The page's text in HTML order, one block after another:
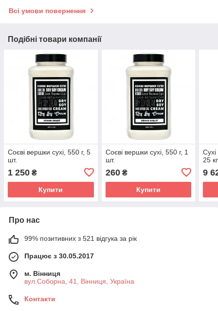
Всі умови повернення
Подібні товари компанії
Соєві вершки сухі, 550 г, 5
шт.
1 250 ₴
Купити
Соєві вершки сухі, 550 г, 1
шт.
260₴
Купити
25 кг
9
Про нас
99% позитивних з 521 відгука за рік
Працює з 30.05.2017
м. Вінниця
вул.Соборна, 41, Вінниця, Україна
Контакти